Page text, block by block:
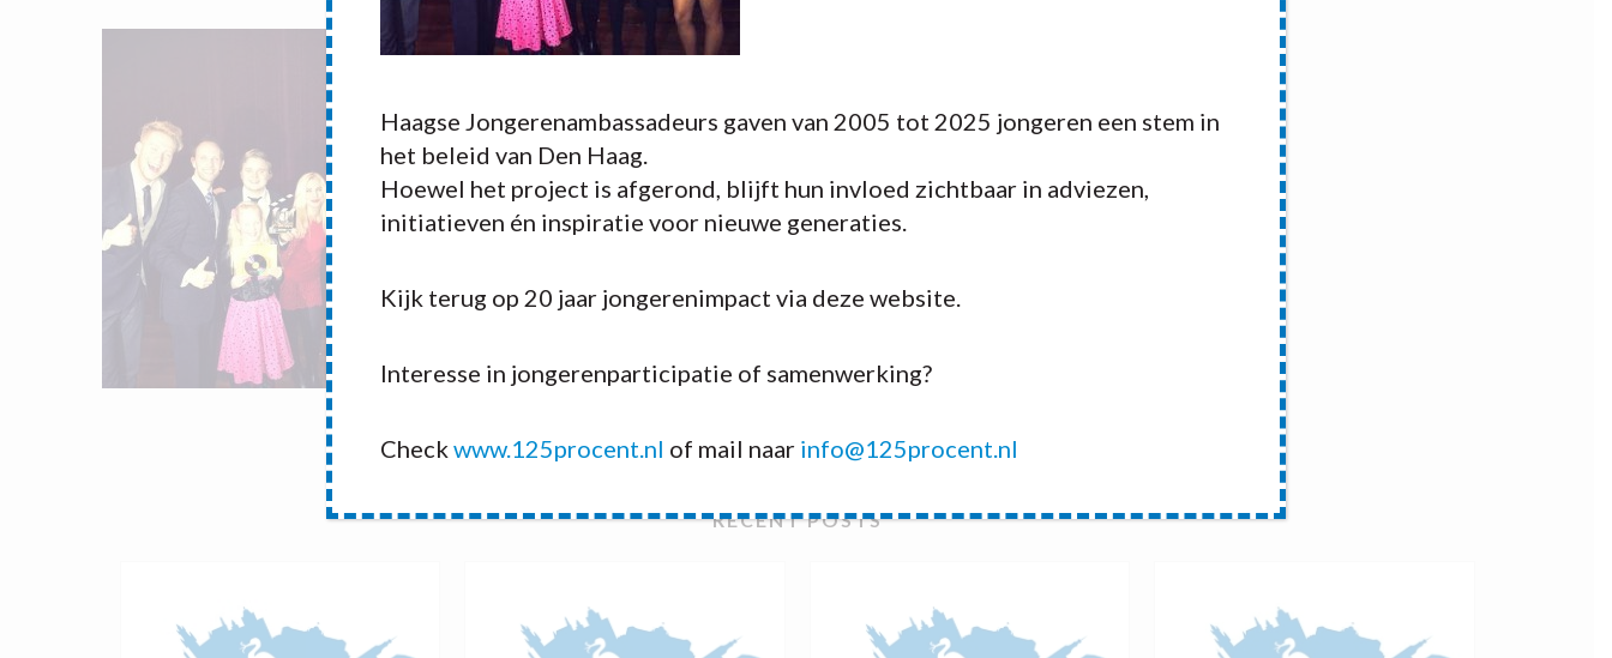
RECENT POSTS
Haagse Jongerenambassadeurs gaven van 2005 tot 2025 jongeren een stem in
het beleid van Den Haag.
Hoewel het project is afgerond, blijft hun invloed zichtbaar in adviezen,
initiatieven én inspiratie voor nieuwe generaties.
Kijk terug op 20 jaar jongerenimpact via deze website.
Interesse in jongerenparticipatie of samenwerking?
Check www.125procent.nl of mail naar info@125procent.nl